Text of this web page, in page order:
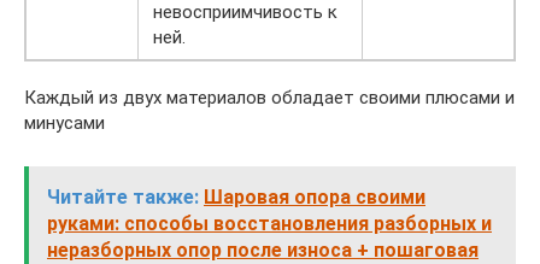
невосприимчивость к
ней.
Каждый из двух материалов обладает своими плюсами и
минусами
Читайте также: Шаровая опора своими
руками: способы восстановления разборных и
неразборных опор после износа + пошаговая